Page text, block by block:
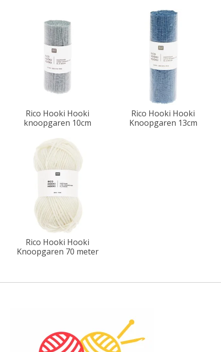
Rico Hooki Hooki
knoopgaren 10cm
Rico Hooki Hooki
Knoopgaren 13cm
Rico Hooki Hooki
Knoopgaren 70 meter